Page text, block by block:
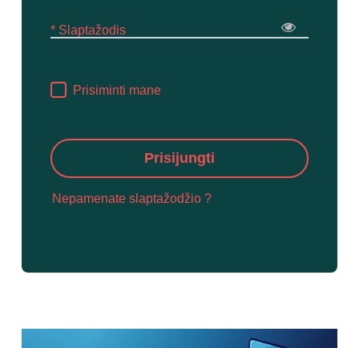
* Slaptažodis
Prisiminti mane
Prisijungti
Nepamenate slaptažodžio ?